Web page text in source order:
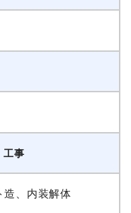
工事
造、内装解体